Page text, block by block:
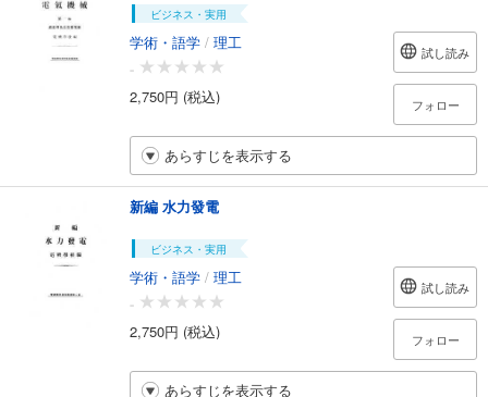
ビジネス・実用
学術・語学 / 理工
-
2,750円 (税込)
試し読み
フォロー
あらすじを表示する
新編 水力發電
ビジネス・実用
学術・語学 / 理工
-
2,750円 (税込)
試し読み
フォロー
あらすじを表示する